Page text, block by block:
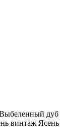
дуб
винтаж